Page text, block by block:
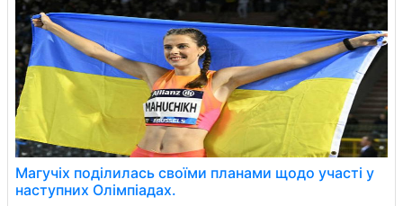
Магучіх поділилась своїми планами щодо участі у
наступних Олімпіадах.